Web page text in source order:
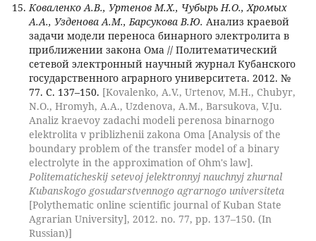
Коваленко А.В., Уртенов М.Х., Чубырь Н.О., Хромых
А.А., Узденова А.М., Барсукова В.Ю. Анализ краевой
задачи модели переноса бинарного электролита в
приближении закона Ома // Политематический
сетевой электронный научный журнал Кубанского
государственного аграрного университета. 2012. №
77. С. 137–150. [Kovalenko, A.V., Urtenov, M.H., Chubyr,
N.O., Hromyh, A.A., Uzdenova, A.M., Barsukova, V.Ju.
Analiz kraevoy zadachi modeli perenosa binarnogo
elektrolita v priblizhenii zakona Oma [Analysis of the
boundary problem of the transfer model of a binary
electrolyte in the approximation of Ohm's law].
Politematicheskij setevoj jelektronnyj nauchnyj zhurnal
Kubanskogo gosudarstvennogo agrarnogo universiteta
[Polythematic online scientific journal of Kuban State
Agrarian University], 2012. no. 77, pp. 137–150. (In
Russian)]